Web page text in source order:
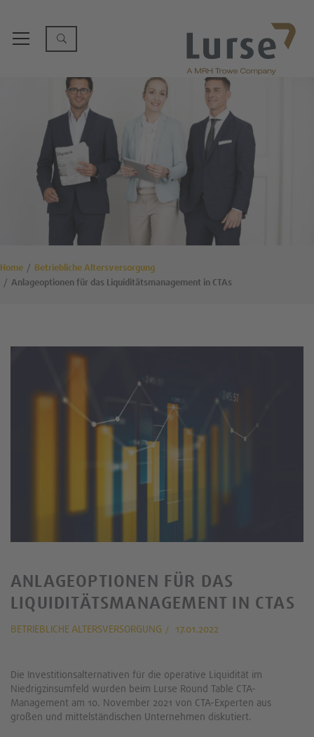
Home
Betriebliche Altersversorgung
Anlageoptionen für das Liquiditätsmanagement in CTAs
ANLAGEOPTIONEN FÜR DAS
LIQUIDITÄTSMANAGEMENT IN CTAS
BETRIEBLICHE ALTERSVERSORGUNG 17.01.2022
Die Investitionsalternativen für die operative Liquidität im
Niedrigzinsumfeld wurden beim Lurse Round Table CTA-
Management am 10. November 2021 von CTA-Experten aus
großen und mittelständischen Unternehmen diskutiert.